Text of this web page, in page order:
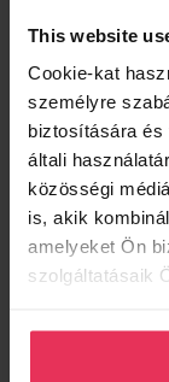
This website
Cookie-kat
személyre
biztosítására és
általi
közösségi
is, akik
amelyeket Ön
szolgáltatásaik